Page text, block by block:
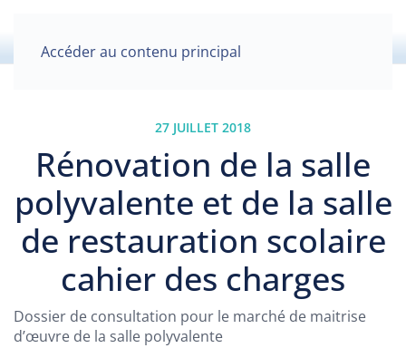
Accéder au contenu principal
27 JUILLET 2018
Rénovation de la salle
polyvalente et de la salle
de restauration scolaire
cahier des charges
Dossier de consultation pour le marché de maitrise
d’œuvre de la salle polyvalente